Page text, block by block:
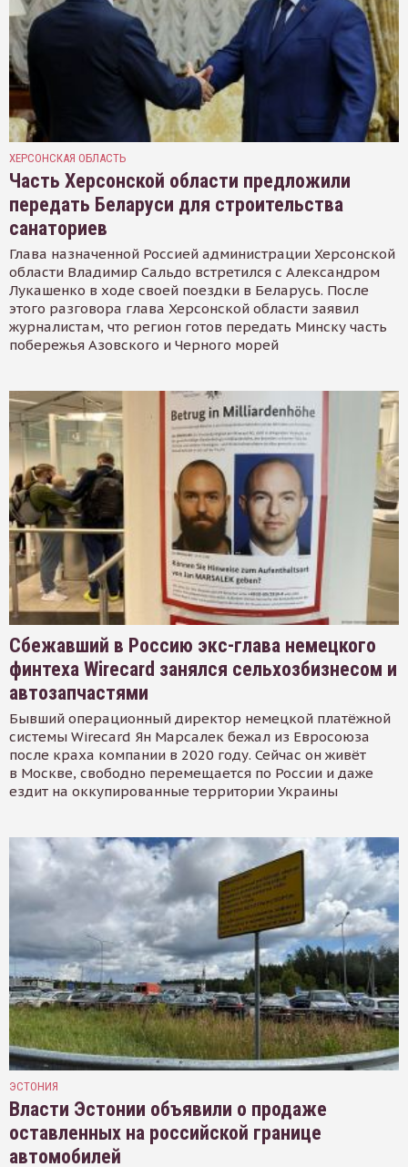
ХЕРСОНСКАЯ ОБЛАСТЬ
Часть Херсонской области предложили
передать Беларуси для строительства
санаториев
Глава назначенной Россией администрации Херсонской
области Владимир Сальдо встретился с Александром
Лукашенко в ходе своей поездки в Беларусь. После
этого разговора глава Херсонской области заявил
журналистам, что регион готов передать Минску часть
побережья Азовского и Черного морей
Сбежавший в Россию экс-глава немецкого
финтеха Wirecard занялся сельхозбизнесом и
автозапчастями
Бывший операционный директор немецкой платёжной
системы Wirecard Ян Марсалек бежал из Евросоюза
после краха компании в 2020 году. Сейчас он живёт
в Москве, свободно перемещается по России и даже
ездит на оккупированные территории Украины
ЭСТОНИЯ
Власти Эстонии объявили о продаже
оставленных на российской границе
автомобилей